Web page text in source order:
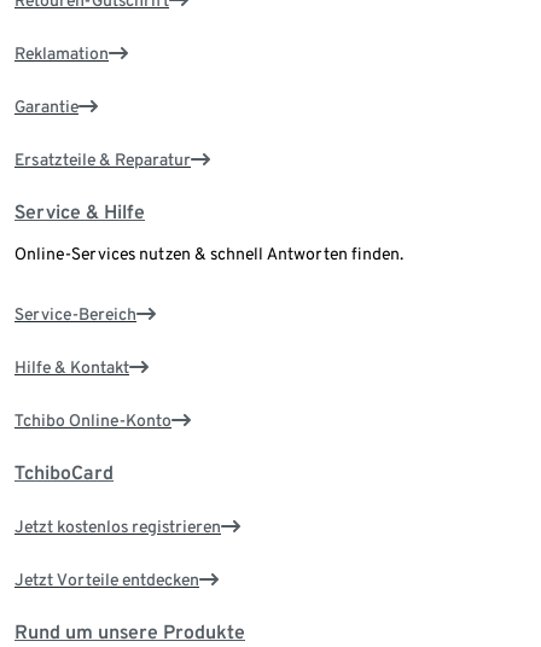
Reklamation
Garantie
Ersatzteile & Reparatur
Service & Hilfe
Online-Services nutzen & schnell Antworten finden.
Service-Bereich
Hilfe & Kontakt
Tchibo Online-Konto
TchiboCard
Jetzt kostenlos registrieren
Jetzt Vorteile entdecken
Rund um unsere Produkte